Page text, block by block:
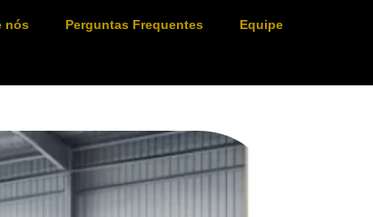
nós Perguntas Frequentes Equipe